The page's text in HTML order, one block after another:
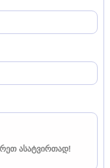
ᲐᲡᲐᲢᲕᲘᲠᲗᲐᲓ!